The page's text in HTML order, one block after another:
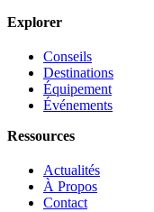
Explorer
Conseils
Destinations
Équipement
Événements
Ressources
Actualités
À Propos
Contact